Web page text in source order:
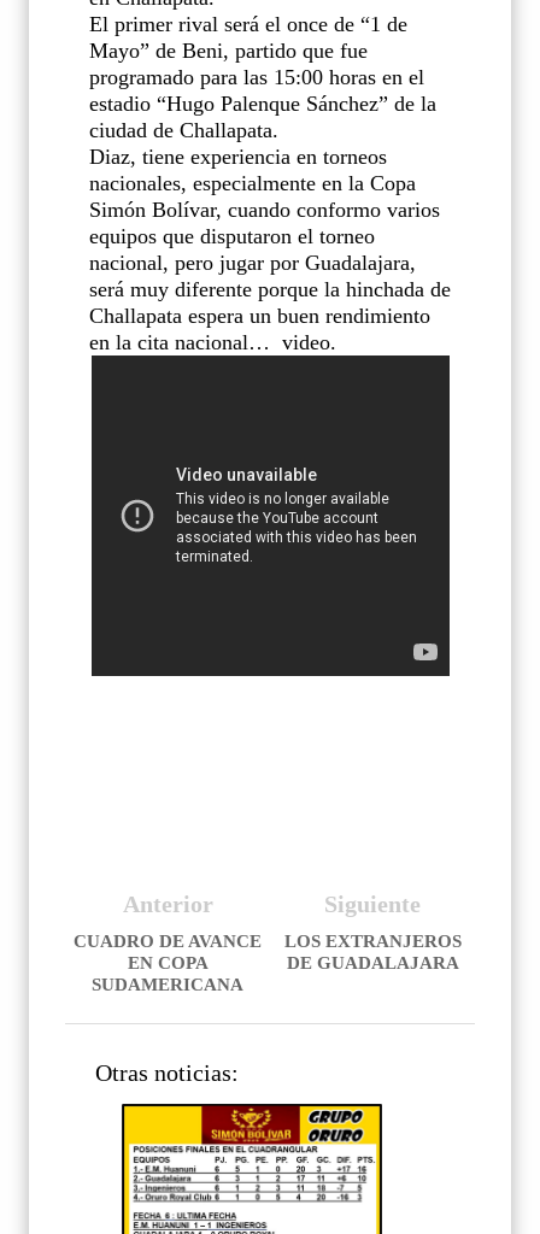
El primer rival será el once de “1 de
Mayo” de Beni, partido que fue
programado para las 15:00 horas en el
estadio “Hugo Palenque Sánchez” de la
ciudad de Challapata.
Diaz, tiene experiencia en torneos
nacionales, especialmente en la Copa
Simón Bolívar, cuando conformo varios
equipos que disputaron el torneo
nacional, pero jugar por Guadalajara,
será muy diferente porque la hinchada de
Challapata espera un buen rendimiento
en la cita nacional… video.
Siguiente
LOS EXTRANJEROS
DE GUADALAJARA
Anterior
CUADRO DE AVANCE
EN COPA
SUDAMERICANA
Otras noticias: